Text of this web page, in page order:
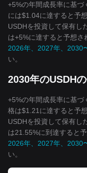
+5%の年間成長率に基
には$1.04に達すると予
USDHを投資して保有し
は+5%に達すると予想さ
2026年、2027年、2030
い。
2030年のUSDH
+5%の年間成長率に基づ
格は$1.21に達すると予
USDHを投資して保有し
は21.55%に到達すると
2026年、2027年、2030
い。